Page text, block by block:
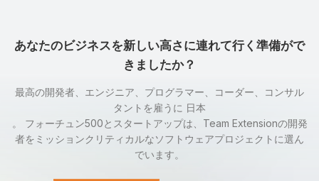
あなたのビジネスを新しい高さに連れて行く準備がで
きましたか？
最高の開発者、エンジニア、プログラマー、コーダー、コンサル
タントを雇うに 日本
。 フォーチュン500とスタートアップは、Team Extensionの開発
者をミッションクリティカルなソフトウェアプロジェクトに選ん
でいます。